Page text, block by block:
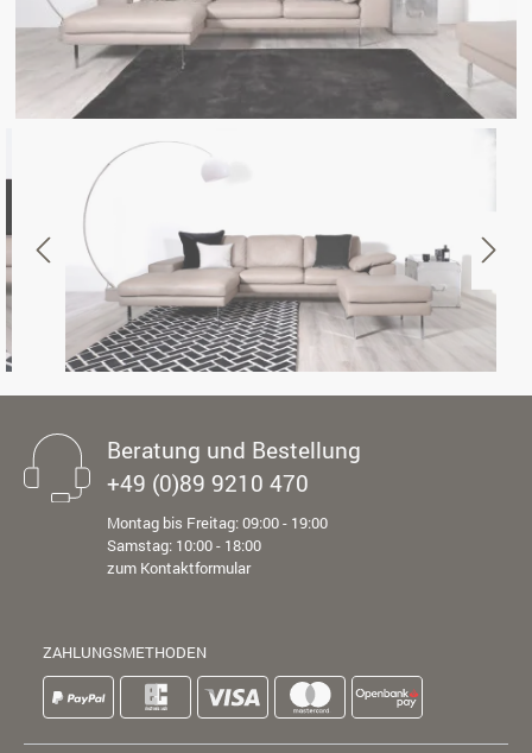
Beratung und Bestellung
+49 (0)89 9210 470
Montag bis Freitag: 09:00 - 19:00
Samstag: 10:00 - 18:00
zum Kontaktformular
ZAHLUNGSMETHODEN